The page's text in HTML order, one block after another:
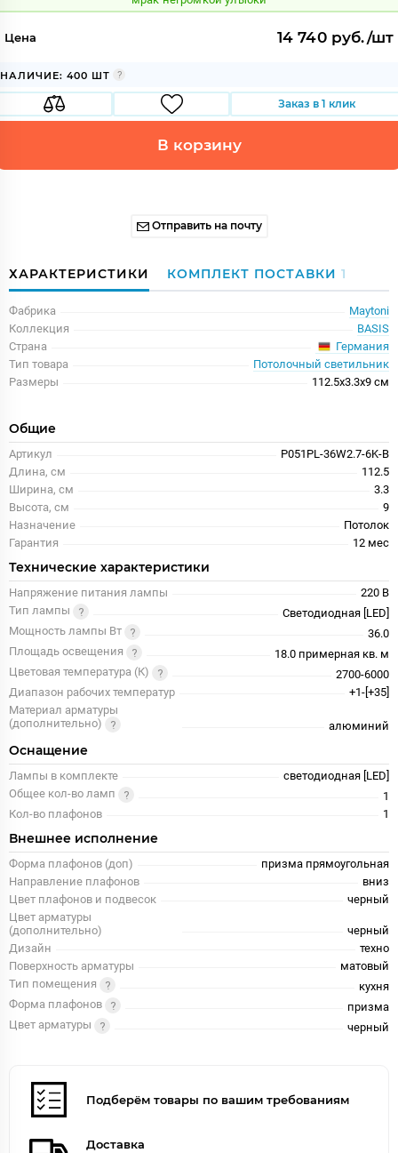
Цена 14 740 руб./шт
НАЛИЧИЕ: 400 ШТ
Заказ в 1 клик
В корзину
Отправить на почту
ХАРАКТЕРИСТИКИ КОМПЛЕКТ ПОСТАВКИ 1
Фабрика
Maytoni
Коллекция
BASIS
Страна
Германия
Тип товара
Потолочный светильник
Размеры
112.5x3.3x9 см
Общие
Артикул
P051PL-36W2.7-6K-B
Длина, см
112.5
Ширина, см
3.3
Высота, см
9
Назначение
Потолок
Гарантия
12 меc
Технические характеристики
Напряжение питания лампы
220 В
Тип лампы
Светодиодная [LED]
Мощность лампы Вт
36.0
Площадь освещения
18.0 примерная кв. м
Цветовая температура (К)
2700-6000
Диапазон рабочих температур
+1-[+35]
Материал арматуры
(дополнительно)
алюминий
Оснащение
Лампы в комплекте
светодиодная [LED]
Общее кол-во ламп
1
Кол-во плафонов
1
Внешнее исполнение
Форма плафонов (доп)
призма прямоугольная
Направление плафонов
вниз
Цвет плафонов и подвесок
черный
Цвет арматуры
(дополнительно)
черный
Дизайн
техно
Поверхность арматуры
матовый
Тип помещения
кухня
Форма плафонов
призма
Цвет арматуры
черный
Подберём товары по вашим требованиям
Доставка